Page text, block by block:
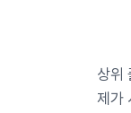
상위
제가